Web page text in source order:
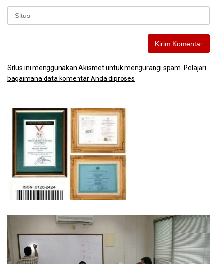
Situs ini menggunakan Akismet untuk mengurangi spam. Pelajari
bagaimana data komentar Anda diproses